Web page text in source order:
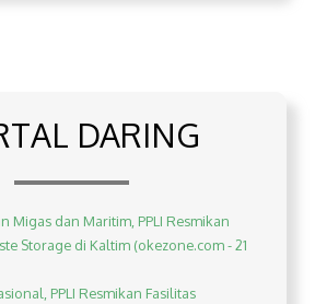
DARING
Migas dan Maritim, PPLI Resmikan
Storage di Kaltim (okezone.com - 21
PPLI Resmikan Fasilitas